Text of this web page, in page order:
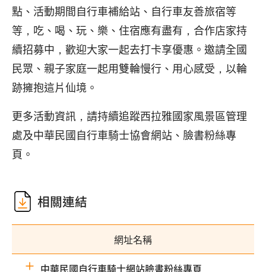
點、活動期間自行車補給站、自行車友善旅宿等
等，吃、喝、玩、樂、住宿應有盡有，合作店家持
續招募中，歡迎大家一起去打卡享優惠。邀請全國
民眾、親子家庭一起用雙輪慢行、用心感受，以輪
跡擁抱這片仙境。
更多活動資訊，請持續追蹤西拉雅國家風景區管理
處及中華民國自行車騎士協會網站、臉書粉絲專
頁。
相關連結
網址名稱
中華民國自行車騎士網站臉書粉絲專頁